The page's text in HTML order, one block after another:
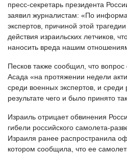
пресс-секретарь президента
заявил журналистам: «По
экспертов, причиной этой
действия израильских летчиков,
наносить вреда нашим
Песков также сообщил, что
Асада «на протяжении недели
среди военных экспертов, и среди
результате чего и было принято
Израиль отрицает обвинения
гибели российского самолета-
Израиля ранее распространила
котором сообщила, что ее